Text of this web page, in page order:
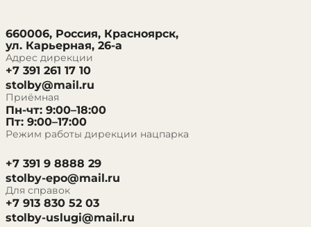
660006, Россия, Красноярск,
ул. Карьерная, 26-а
Адрес дирекции
+7 391 261 17 10
stolby@mail.ru
Приёмная
Пн-чт: 9:00–18:00
Пт: 9:00–17:00
Режим работы дирекции нацпарка
+7 391 9 8888 29
stolby-epo@mail.ru
Для справок
+7 913 830 52 03
stolby-uslugi@mail.ru